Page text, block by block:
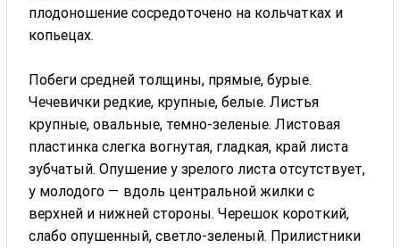
плодоношение сосредоточено на кольчатках и
копьецах.
Побеги средней толщины, прямые, бурые.
Чечевички редкие, крупные, белые. Листья
крупные, овальные, темно-зеленые. Листовая
пла­стинка слегка вогнутая, гладкая, край листа
зубчатый. Опушение у зрелого листа отсутствует,
у молодого — вдоль центральной жилки с
верхней и нижней стороны. Черешок короткий,
слабо опушенный, светло-зеленый. Прилистники